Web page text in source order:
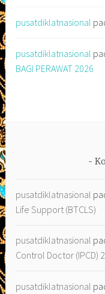
pusatdiklatnasional
pusatdiklatnasional
BAGI PERAWAT 2026
pusatdiklatnasional
Life Support (BTCLS)
pusatdiklatnasional
Control Doctor (IPCD)
pusatdiklatnasional